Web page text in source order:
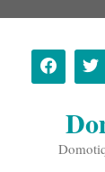
contenu